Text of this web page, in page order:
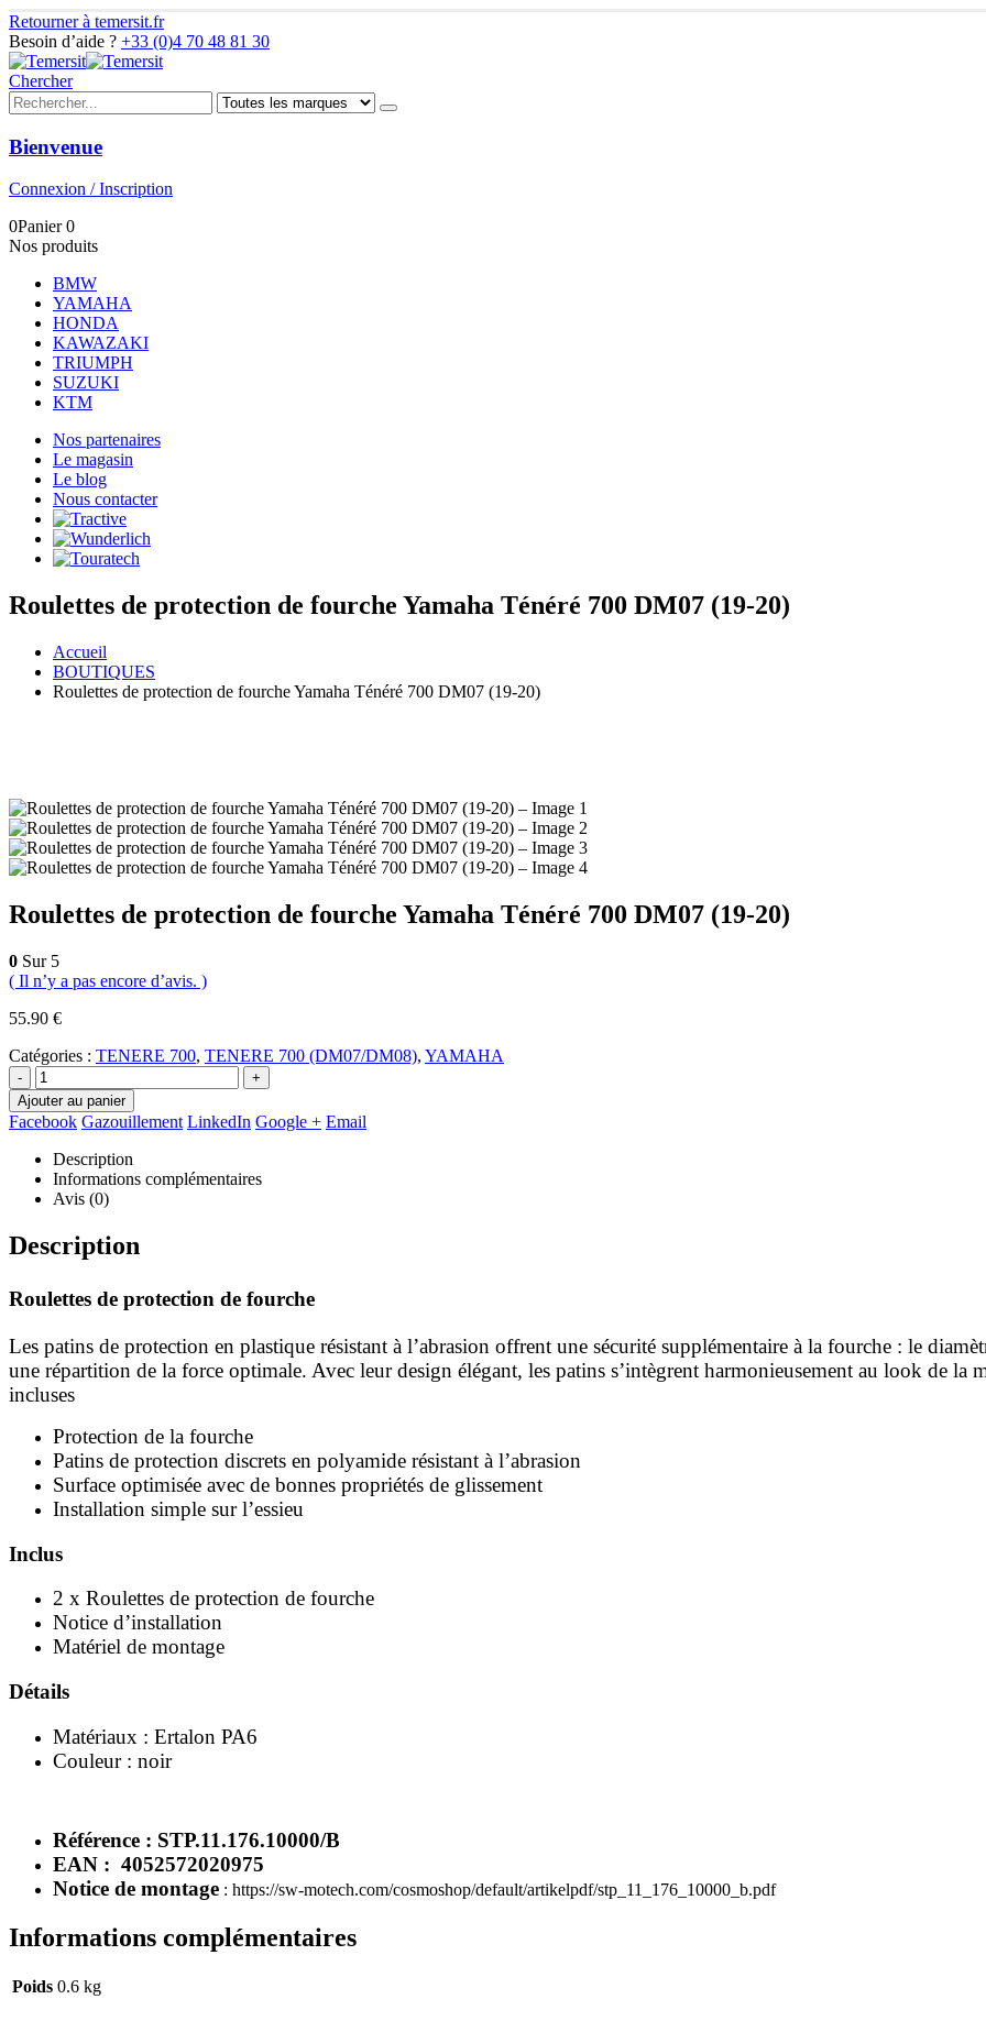
Retourner à temersit.fr
Besoin d’aide ? +33 (0)4 70 48 81 30
Chercher
Bienvenue
Connexion / Inscription
0Panier0
Nos produits
BMW
YAMAHA
HONDA
KAWAZAKI
TRIUMPH
SUZUKI
KTM
Nos partenaires
Le magasin
Le blog
Nous contacter
Roulettes de protection de fourche Yamaha Ténéré 700 DM07 (19-20)
Accueil
BOUTIQUES
Roulettes de protection de fourche Yamaha Ténéré 700 DM07 (19-20)
Roulettes de protection de fourche Yamaha Ténéré 700 DM07 (19-20)
0 Sur 5
( Il n’y a pas encore d’avis. )
55.90 €
Catégories : TENERE 700, TENERE 700 (DM07/DM08), YAMAHA
-
+
Ajouter au panier
Facebook Gazouillement LinkedIn Google + Email
Description
Informations complémentaires
Avis (0)
Description
Roulettes de protection de fourche
Les patins de protection en plastique résistant à l’abrasion offrent une sécurité supplémentaire à la fourche : le
une répartition de la force optimale. Avec leur design élégant, les patins s’intègrent harmonieusement au look de la
incluses
Protection de la fourche
Patins de protection discrets en polyamide résistant à l’abrasion
Surface optimisée avec de bonnes propriétés de glissement
Installation simple sur l’essieu
Inclus
2 x Roulettes de protection de fourche
Notice d’installation
Matériel de montage
Détails
Matériaux : Ertalon PA6
Couleur : noir
Référence : STP.11.176.10000/B
EAN : 4052572020975
Notice de montage : https://sw-motech.com/cosmoshop/default/artikelpdf/stp_11_176_10000_b.pdf
Informations complémentaires
Poids 0.6 kg